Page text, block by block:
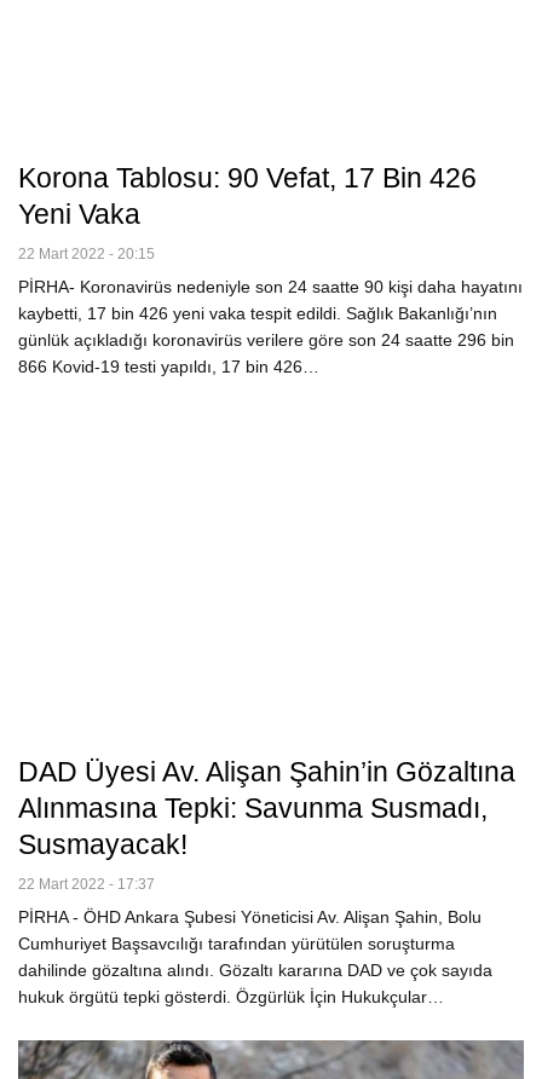
Korona Tablosu: 90 Vefat, 17 Bin 426
Yeni Vaka
22 Mart 2022 - 20:15
PİRHA- Koronavirüs nedeniyle son 24 saatte 90 kişi daha hayatını
kaybetti, 17 bin 426 yeni vaka tespit edildi. Sağlık Bakanlığı’nın
günlük açıkladığı koronavirüs verilere göre son 24 saatte 296 bin
866 Kovid-19 testi yapıldı, 17 bin 426…
DAD Üyesi Av. Alişan Şahin’in Gözaltına
Alınmasına Tepki: Savunma Susmadı,
Susmayacak!
22 Mart 2022 - 17:37
PİRHA - ÖHD Ankara Şubesi Yöneticisi Av. Alişan Şahin, Bolu
Cumhuriyet Başsavcılığı tarafından yürütülen soruşturma
dahilinde gözaltına alındı. Gözaltı kararına DAD ve çok sayıda
hukuk örgütü tepki gösterdi. Özgürlük İçin Hukukçular…